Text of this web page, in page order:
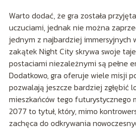
Warto dodać, że gra została
uczuciami, jednak nie można
jednym z najbardziej immersyjnych
zakątek Night City skrywa swoje
postaciami niezależnymi są pełne
Dodatkowo, gra oferuje wiele misji
pozwalają jeszcze bardziej zgłębić
mieszkańców tego futurystycznego
2077 to tytuł, który, mimo
zachęca do odkrywania